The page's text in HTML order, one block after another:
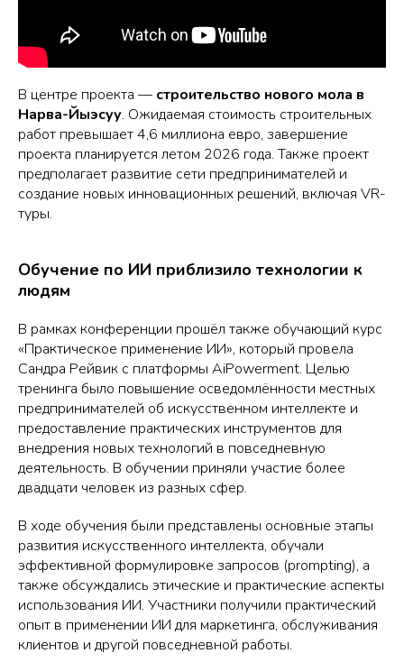
В центре проекта — строительство нового мола в
Нарва-Йыэсуу. Ожидаемая стоимость строительных
работ превышает 4,6 миллиона евро, завершение
проекта планируется летом 2026 года. Также проект
предполагает развитие сети предпринимателей и
создание новых инновационных решений, включая VR-
туры.
Обучение по ИИ приблизило технологии к
людям
В рамках конференции прошёл также обучающий курс
«Практическое применение ИИ», который провела
Сандра Рейвик с платформы AiPowerment. Целью
тренинга было повышение осведомлённости местных
предпринимателей об искусственном интеллекте и
предоставление практических инструментов для
внедрения новых технологий в повседневную
деятельность. В обучении приняли участие более
двадцати человек из разных сфер.
В ходе обучения были представлены основные этапы
развития искусственного интеллекта, обучали
эффективной формулировке запросов (prompting), а
также обсуждались этические и практические аспекты
использования ИИ. Участники получили практический
опыт в применении ИИ для маркетинга, обслуживания
клиентов и другой повседневной работы.